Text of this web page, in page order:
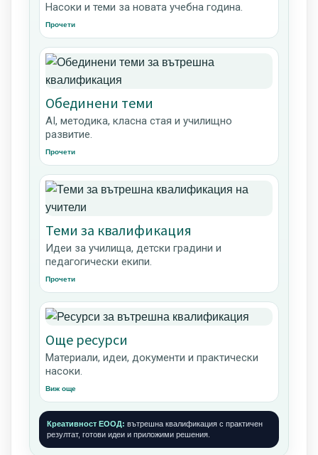
Насоки и теми за новата учебна година.
Прочети
Обединени теми
AI, методика, класна стая и училищно
развитие.
Прочети
Теми за квалификация
Идеи за училища, детски градини и
педагогически екипи.
Прочети
Още ресурси
Материали, идеи, документи и практически
насоки.
Виж още
Креативност ЕООД: вътрешна квалификация с практичен
резултат, готови идеи и приложими решения.